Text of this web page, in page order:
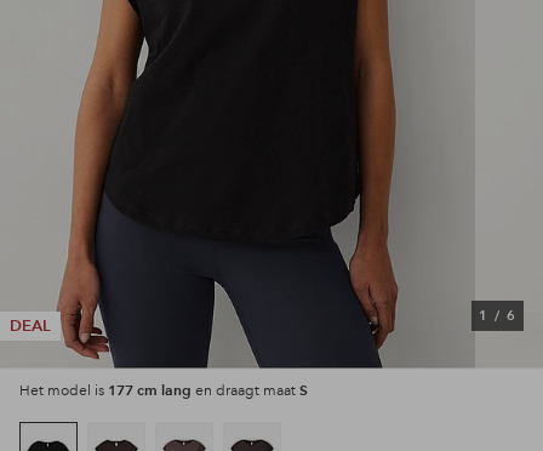
DEAL
1 / 6
Het model is 177 cm lang en draagt maat S